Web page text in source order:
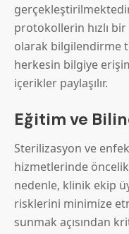
protokollerin hızlı
olarak bilgilendirme
herkesin bilgiye
içerikler paylaşılır.
Eğitim ve
Sterilizasyon ve
hizmetlerinde
nedenle, klinik ekip
risklerini minimize
sunmak açısından